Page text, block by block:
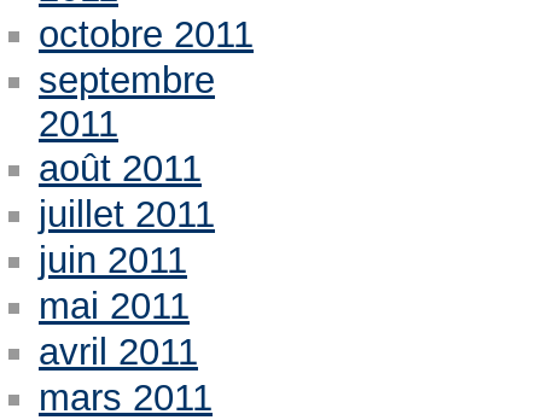
octobre 2011
septembre
2011
août 2011
juillet 2011
juin 2011
mai 2011
avril 2011
mars 2011